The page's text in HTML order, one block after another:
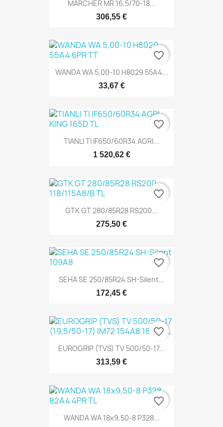
MARCHER MR 16,5/70-18...
306,55 €
WANDA WA 5,00-10 H8029 55A4...
33,67 €
favorite_border
TIANLI TI IF650/60R34 AGRI...
1 520,62 €
favorite_border
GTK GT 280/85R28 RS200...
275,50 €
favorite_border
SEHA SE 250/85R24 SH-Silent...
172,45 €
favorite_border
EUROGRIP (TVS) TV 500/50-17...
313,59 €
favorite_border
WANDA WA 18x9,50-8 P328...
favorite_border